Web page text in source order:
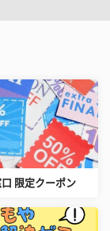
限定クーポン